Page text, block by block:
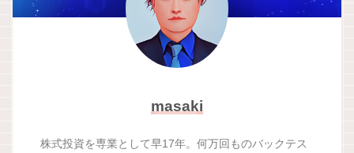
masaki
株式投資を専業として早17年。何万回ものバックテス